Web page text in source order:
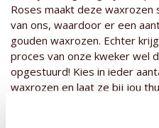
Roses maakt deze waxrozen
van ons, waardoor er een
gouden waxrozen. Echter
proces van onze kweker wel
opgestuurd! Kies in ieder
waxrozen en laat ze bij jou
cadeau verzenden. Vergeet
wenstekst in te vullen! Deze